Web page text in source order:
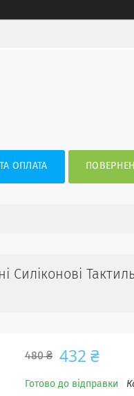
ОПЛАТА
Силіконові
480 ₴ 432 ₴
Готово до відправки